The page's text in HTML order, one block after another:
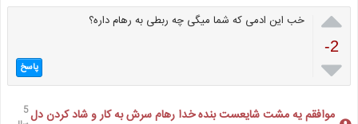

-2

خب این ادمی که شما میگی چه ربطی به رهام داره؟
پاسخ
موافقم یه مشت شایعست بنده خدا رهام سرش به کار و شاد کردن دل5